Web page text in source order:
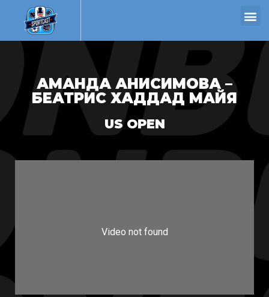
АМАНДА АНИСИМОВА –
БЕАТРИС ХАДДАД МАЙЯ
US OPEN